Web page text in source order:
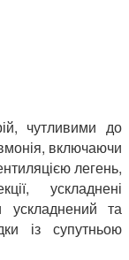
чутливими до
включаючи
легень,
ускладнені
ускладнений та
із супутньою